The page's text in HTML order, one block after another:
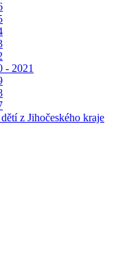
- 2021
z Jihočeského kraje